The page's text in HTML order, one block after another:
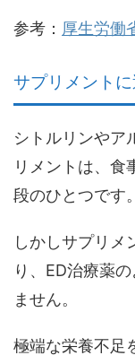
参考： 厚生労働
サプリメント
シトルリンやア
リメントは、食
段のひとつです。
しかしサプリメ
り、 ED治療薬
ません。
極端な栄養不足